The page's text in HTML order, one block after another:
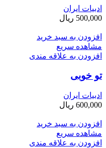
ادبیات ایران
500,000 ریال
افزودن به سبد خرید
مشاهده سریع
افزودن به علاقه مندی
تو خوبی
ادبیات ایران
600,000 ریال
افزودن به سبد خرید
مشاهده سریع
افزودن به علاقه مندی